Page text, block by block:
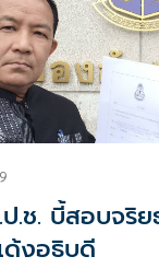
.ช. บี้สอบจริย
ด้งอธิบดี